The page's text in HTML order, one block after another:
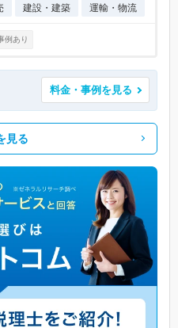
建設・建築 運輸・物流
例あり
料金・事例を見る
見る